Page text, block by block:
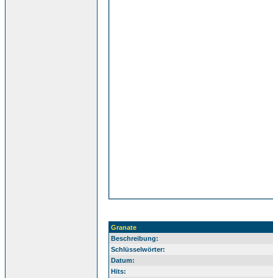
Granate
Beschreibung:
Schlüsselwörter:
Datum:
Hits: